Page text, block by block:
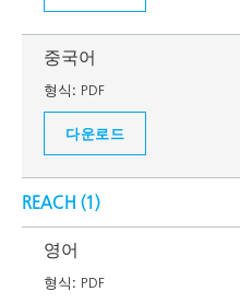
중국어
형식: PDF
다운로드
REACH (1)
영어
형식: PDF